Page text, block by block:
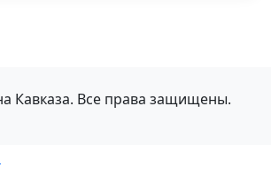
Кавказа. Все права защищены.